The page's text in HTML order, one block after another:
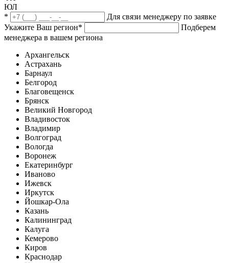
ЮЛ
*
Для связи менеджеру по заявке
Укажите Ваш регион*
Подберем
менеджера в вашем региона
Архангельск
Астрахань
Барнаул
Белгород
Благовещенск
Брянск
Великий Новгород
Владивосток
Владимир
Волгоград
Вологда
Воронеж
Екатеринбург
Иваново
Ижевск
Иркутск
Йошкар-Ола
Казань
Калининград
Калуга
Кемерово
Киров
Краснодар